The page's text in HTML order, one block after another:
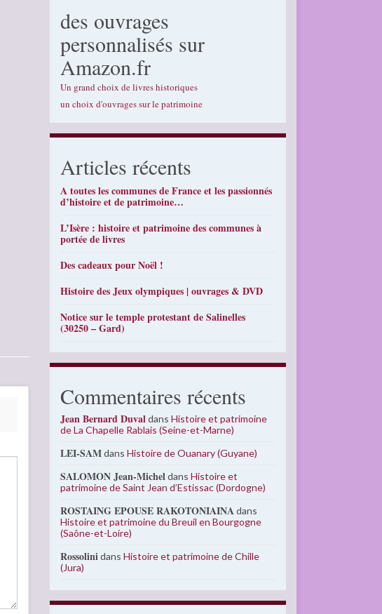
des ouvrages
personnalisés sur
Amazon.fr
Un grand choix de livres historiques
un choix d'ouvrages sur le patrimoine
Articles récents
A toutes les communes de France et les passionnés
d’histoire et de patrimoine…
L’Isère : histoire et patrimoine des communes à
portée de livres
Des cadeaux pour Noël !
Histoire des Jeux olympiques | ouvrages & DVD
Notice sur le temple protestant de Salinelles
(30250 – Gard)
Commentaires récents
Jean Bernard DuvaldansHistoire et patrimoine
de La Chapelle Rablais (Seine-et-Marne)
LEI-SAMdansHistoire de Ouanary (Guyane)
SALOMON Jean-MicheldansHistoire et
patrimoine de Saint Jean d’Estissac (Dordogne)
ROSTAING EPOUSE RAKOTONIAINAdans
Histoire et patrimoine du Breuil en Bourgogne
(Saône-et-Loire)
RossolinidansHistoire et patrimoine de Chille
(Jura)